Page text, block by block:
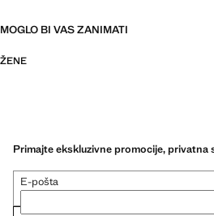
MOGLO BI VAS ZANIMATI
ŽENE
Primajte ekskluzivne promocije, privatna
E-pošta